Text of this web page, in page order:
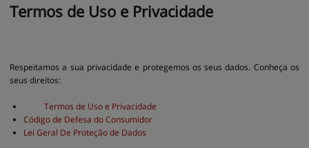
Termos de Uso e Privacidade
Respeitamos a sua privacidade e protegemos os seus dados. Conheça os
seus direitos:
Termos de Uso e Privacidade
Código de Defesa do Consumidor
Lei Geral De Proteção de Dados